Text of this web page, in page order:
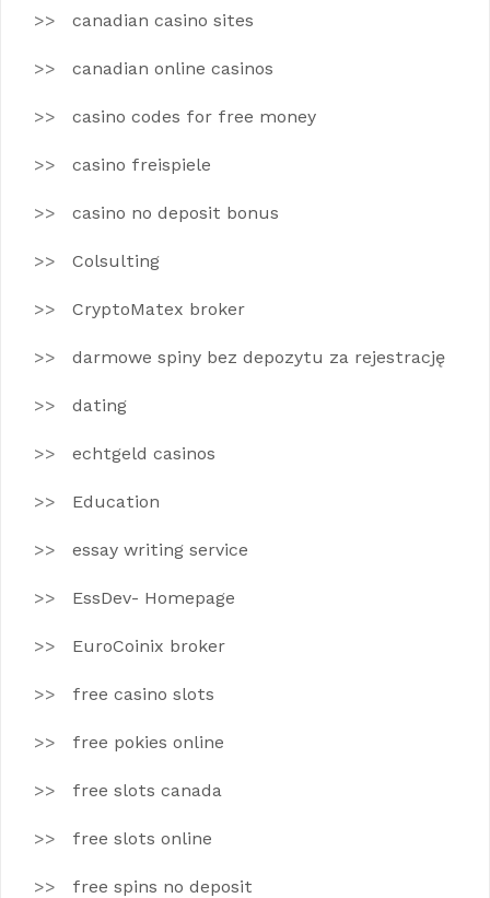
canadian casino sites
canadian online casinos
casino codes for free money
casino freispiele
casino no deposit bonus
Colsulting
CryptoMatex broker
darmowe spiny bez depozytu za rejestrację
dating
echtgeld casinos
Education
essay writing service
EssDev- Homepage
EuroCoinix broker
free casino slots
free pokies online
free slots canada
free slots online
free spins no deposit